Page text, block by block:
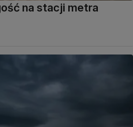
na stacji metra